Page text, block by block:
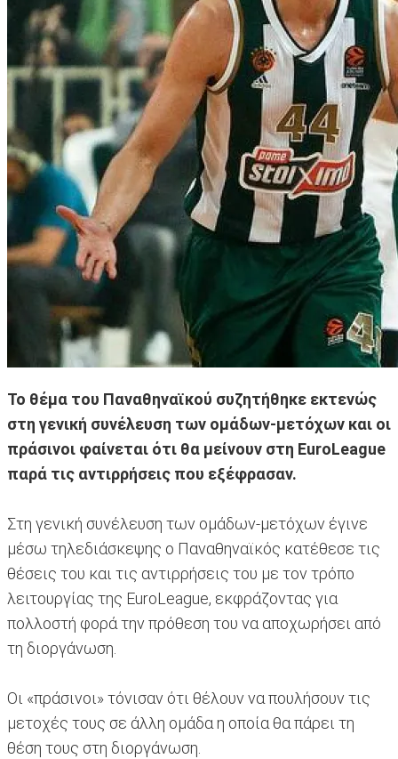
Το θέμα του Παναθηναϊκού συζητήθηκε εκτενώς
στη γενική συνέλευση των ομάδων-μετόχων και οι
πράσινοι φαίνεται ότι θα μείνουν στη EuroLeague
παρά τις αντιρρήσεις που εξέφρασαν.
Στη γενική συνέλευση των ομάδων-μετόχων έγινε
μέσω τηλεδιάσκεψης ο Παναθηναϊκός κατέθεσε τις
θέσεις του και τις αντιρρήσεις του με τον τρόπο
λειτουργίας της EuroLeague, εκφράζοντας για
πολλοστή φορά την πρόθεση του να αποχωρήσει από
τη διοργάνωση.
Οι «πράσινοι» τόνισαν ότι θέλουν να πουλήσουν τις
μετοχές τους σε άλλη ομάδα η οποία θα πάρει τη
θέση τους στη διοργάνωση.